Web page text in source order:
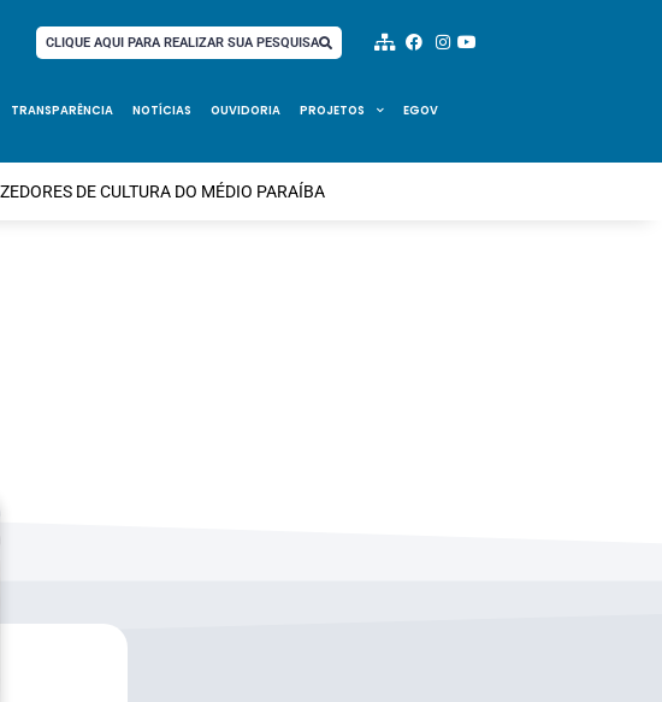
CLIQUE AQUI PARA REALIZAR SUA PESQUISA
TRANSPARÊNCIA NOTÍCIAS OUVIDORIA PROJETOS EGOV
DE CULTURA DO MÉDIO PARAÍBA